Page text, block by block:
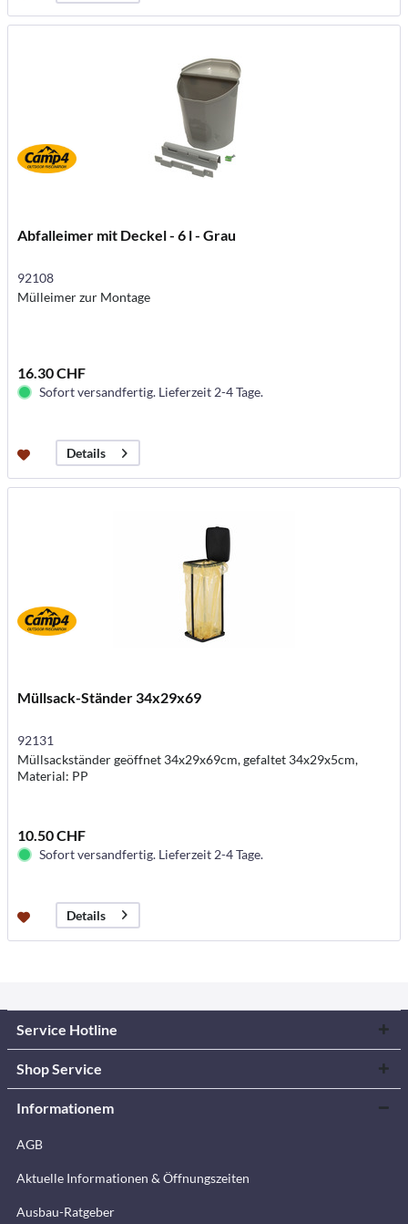
Abfalleimer mit Deckel - 6 l - Grau
92108
Mülleimer zur Montage
16.30 CHF
Sofort versandfertig. Lieferzeit 2-4 Tage.
Details
Müllsack-Ständer 34x29x69
92131
Müllsackständer geöffnet 34x29x69cm, gefaltet 34x29x5cm,
Material: PP
10.50 CHF
Sofort versandfertig. Lieferzeit 2-4 Tage.
Details
Service Hotline
Shop Service
Informationem
AGB
Aktuelle Informationen & Öffnungszeiten
Ausbau-Ratgeber